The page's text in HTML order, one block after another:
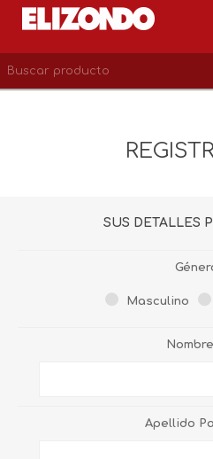
SUS DETALLES
Masculino
Apellido